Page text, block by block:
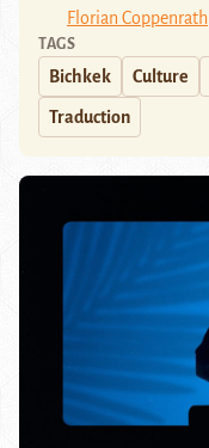
Florian Coppenrath
TAGS
Bichkek Culture
Traduction